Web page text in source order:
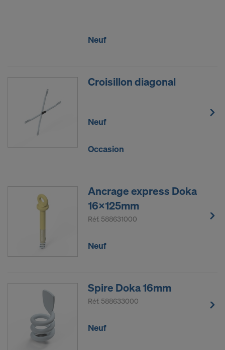
Neuf
Croisillon diagonal
Neuf
Occasion
Ancrage express Doka
16x125mm
Réf. 588631000
Neuf
Spire Doka 16mm
Réf. 588633000
Neuf